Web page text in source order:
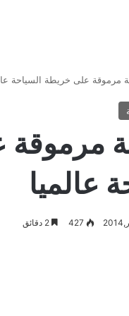
مرموقة على خريطة السياحة
عالميا
427